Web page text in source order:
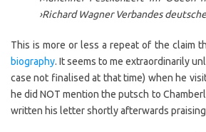
›Richard Wagner Verbandes
This is more or less a repeat of the claim
biography. It seems to me extraordinarily
case not finalised at that time) when he
he did NOT mention the putsch to
written his letter shortly afterwards praising